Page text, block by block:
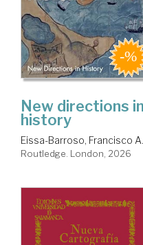
New directions
history
Eissa-Barroso, Francisco A.
Routledge. London, 2026